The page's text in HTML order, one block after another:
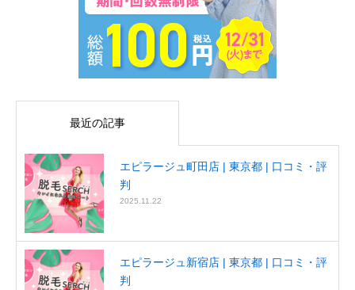
最近の記事
エピラージュ町田店 | 東京都 | 口コミ・評
判
2025.11.22
エピラージュ新宿店 | 東京都 | 口コミ・評
判